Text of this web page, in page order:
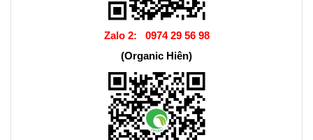
Zalo 2: 0974 29 56 98
(Organic Hiên)